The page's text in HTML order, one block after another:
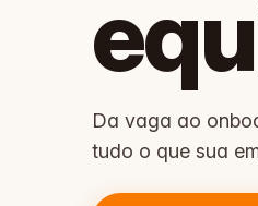
Da vaga ao
tudo o que sua